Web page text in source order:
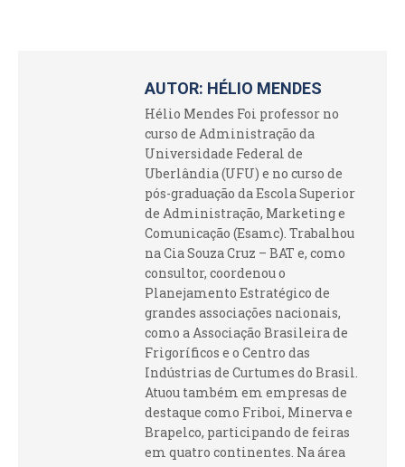
AUTOR: HÉLIO MENDES
Hélio Mendes Foi professor no
curso de Administração da
Universidade Federal de
Uberlândia (UFU) e no curso de
pós-graduação da Escola Superior
de Administração, Marketing e
Comunicação (Esamc). Trabalhou
na Cia Souza Cruz – BAT e, como
consultor, coordenou o
Planejamento Estratégico de
grandes associações nacionais,
como a Associação Brasileira de
Frigoríficos e o Centro das
Indústrias de Curtumes do Brasil.
Atuou também em empresas de
destaque como Friboi, Minerva e
Brapelco, participando de feiras
em quatro continentes. Na área